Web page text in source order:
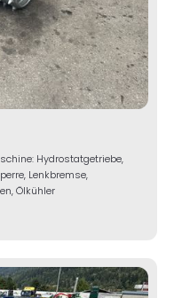
Hydrostatgetriebe,
Lenkbremse,
Ölkühler